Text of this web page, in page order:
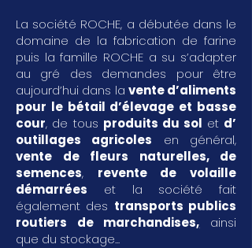
La société ROCHE, a débutée dans le
domaine de la fabrication de farine
puis la famille ROCHE a su s’adapter
au gré des demandes pour être
aujourd’hui dans la vente d’aliments
pour le bétail d’élevage et basse
cour, de tous produits du sol et d’
outillages agricoles en général,
vente de fleurs naturelles, de
semences, revente de volaille
démarrées et la société fait
également des transports publics
routiers de marchandises, ainsi
que du stockage...